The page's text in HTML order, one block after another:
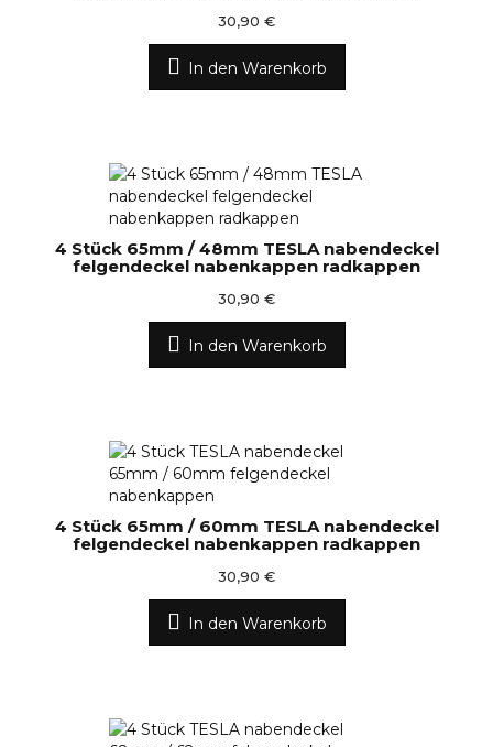
30,90 €
In den Warenkorb
4 Stück 65mm / 48mm TESLA nabendeckel
felgendeckel nabenkappen radkappen
30,90 €
In den Warenkorb
4 Stück 65mm / 60mm TESLA nabendeckel
felgendeckel nabenkappen radkappen
30,90 €
In den Warenkorb